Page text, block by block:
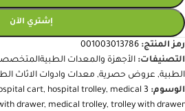
إشتري الآن
رمز المنتج: 001003013786
التصنيفات: الأجهزة والمعدات
الطبية, عروض حصرية, معدات وادوات الاثاث
الوسوم: 3 shelves trolley
cart, hospital trolley, medical
drawer, medical trolley, trolley with drawer